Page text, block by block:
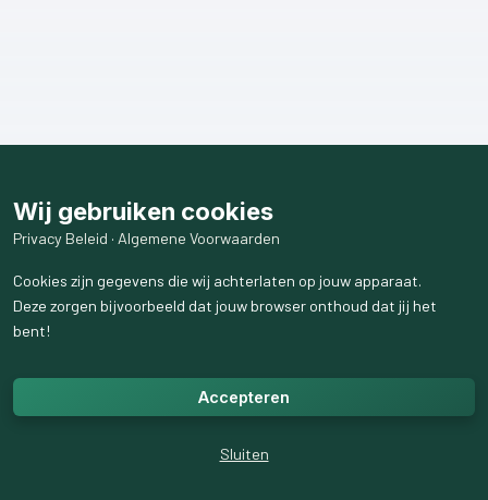
Wij gebruiken cookies
Privacy Beleid · Algemene Voorwaarden
Cookies zijn gegevens die wij achterlaten op jouw apparaat.
Deze zorgen bijvoorbeeld dat jouw browser onthoud dat jij het
bent!
Accepteren
Sluiten